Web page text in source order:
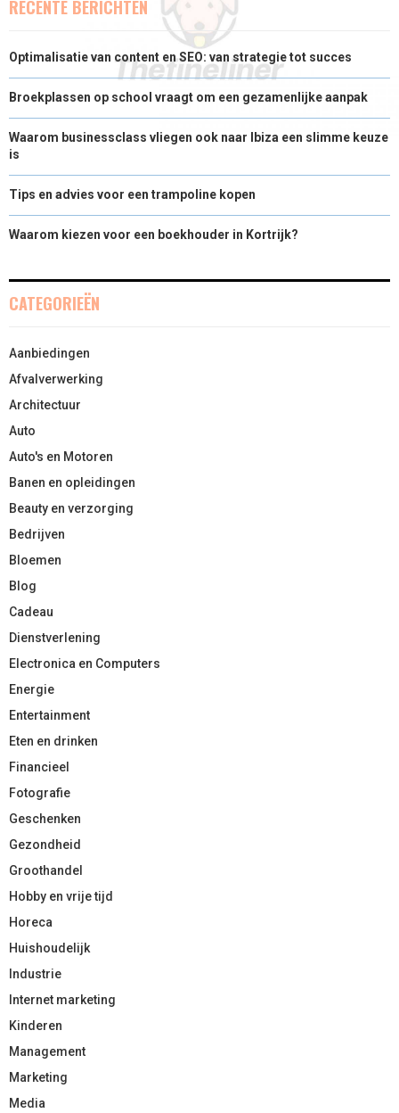
RECENTE BERICHTEN
Optimalisatie van content en SEO: van strategie tot succes
Broekplassen op school vraagt om een gezamenlijke aanpak
Waarom businessclass vliegen ook naar Ibiza een slimme keuze
is
Tips en advies voor een trampoline kopen
Waarom kiezen voor een boekhouder in Kortrijk?
CATEGORIEËN
Aanbiedingen
Afvalverwerking
Architectuur
Auto
Auto's en Motoren
Banen en opleidingen
Beauty en verzorging
Bedrijven
Bloemen
Blog
Cadeau
Dienstverlening
Electronica en Computers
Energie
Entertainment
Eten en drinken
Financieel
Fotografie
Geschenken
Gezondheid
Groothandel
Hobby en vrije tijd
Horeca
Huishoudelijk
Industrie
Internet marketing
Kinderen
Management
Marketing
Media